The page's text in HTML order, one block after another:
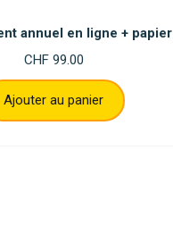
annuel en ligne + papier
CHF99.00
Ajouter au panier